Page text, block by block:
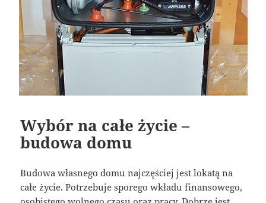
Wybór na całe życie –
budowa domu
Budowa własnego domu najczęściej jest lokatą na
całe życie. Potrzebuje sporego wkładu finansowego,